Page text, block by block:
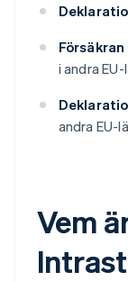
i andra
andra EU-
Vem